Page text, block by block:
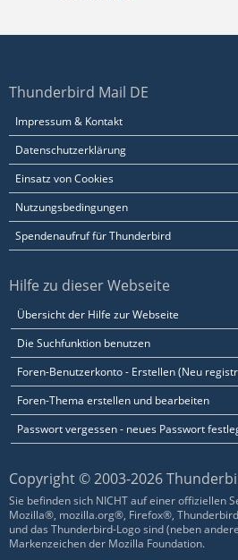
Thunderbird Mail DE
Impressum & Kontakt
Datenschutzerklärung
Einsatz von Cookies
Nutzungsbedingungen
Spendenaufruf für Thunderbird
Hilfe zu dieser Webseite
Übersicht der Hilfe zur Webseite
Die Suchfunktion benutzen
Foren-Benutzerkonto - Erstellen (Neu
Foren-Thema erstellen und bearbeiten
Passwort vergessen - neues Passwort
Copyright © 2003-2026
Sie befinden sich NICHT auf einer offiziellen
Mozilla®, mozilla.org®, Firefox®,
und das Thunderbird-Logo sind (neben
Markenzeichen der Mozilla Foundation.